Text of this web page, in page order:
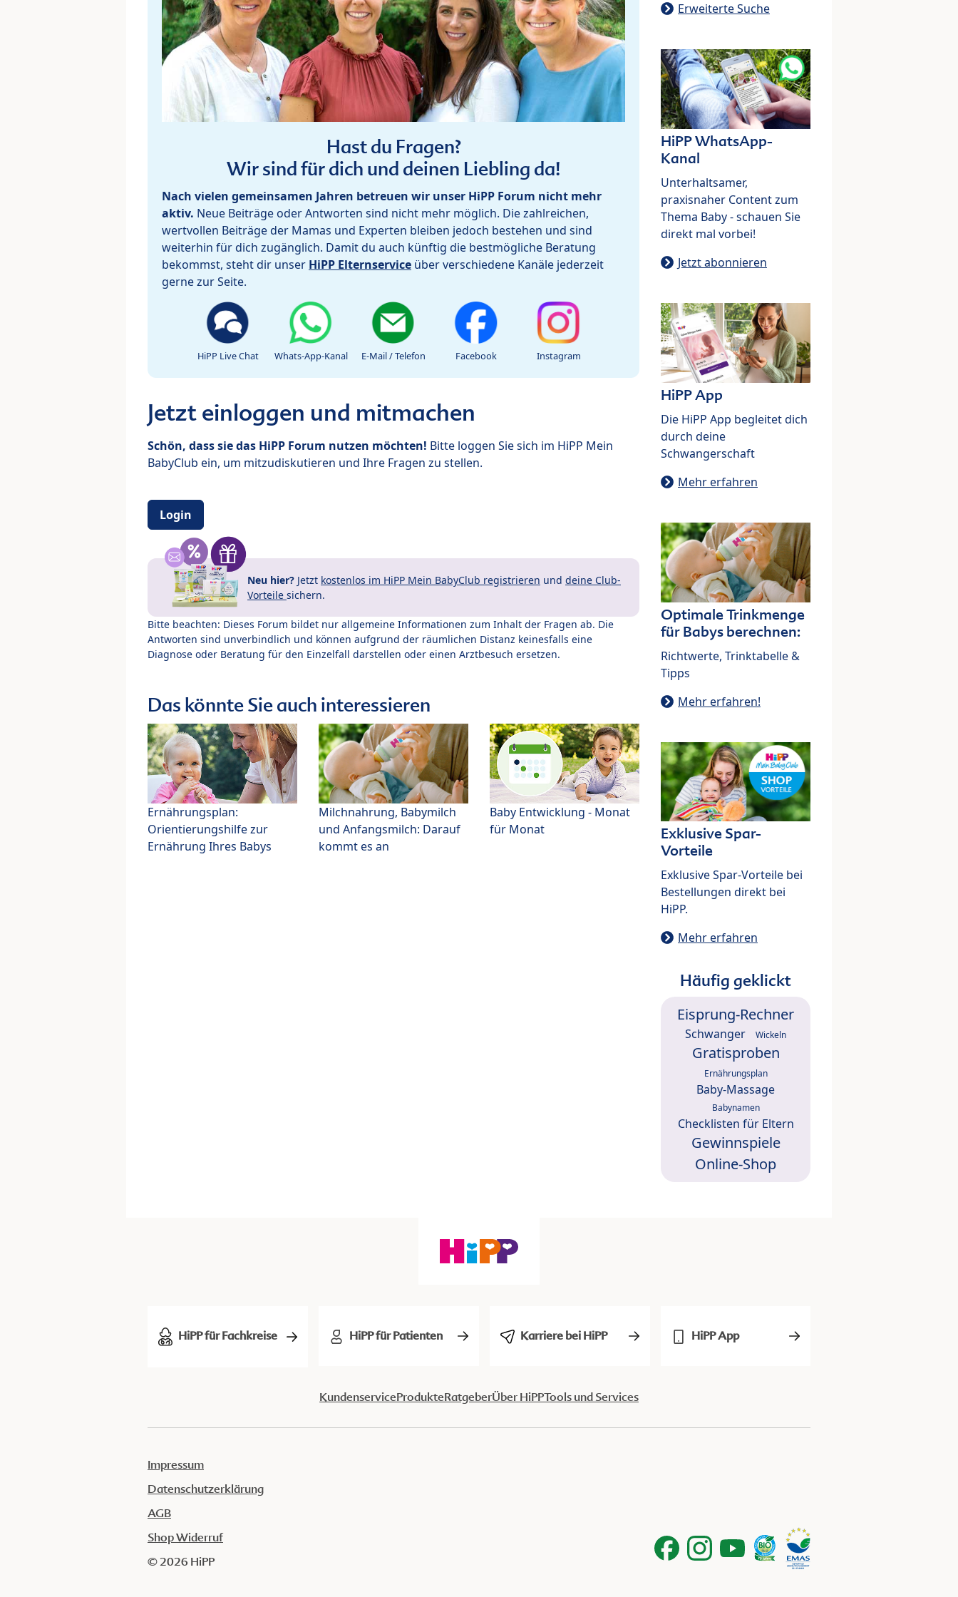
Hast du Fragen?
Wir sind für dich und deinen Liebling da!
Nach vielen gemeinsamen Jahren betreuen wir unser HiPP Forum nicht mehr
aktiv. Neue Beiträge oder Antworten sind nicht mehr möglich. Die zahlreichen,
wertvollen Beiträge der Mamas und Experten bleiben jedoch bestehen und sind
weiterhin für dich zugänglich. Damit du auch künftig die bestmögliche Beratung
bekommst, steht dir unser HiPP Elternservice über verschiedene Kanäle jederzeit
gerne zur Seite.
HiPP Live Chat Whats-App-Kanal E-Mail / Telefon Facebook Instagram
Jetzt einloggen und mitmachen
Schön, dass sie das HiPP Forum nutzen möchten! Bitte loggen Sie sich im HiPP Mein
BabyClub ein, um mitzudiskutieren und Ihre Fragen zu stellen.
Login
Neu hier? Jetzt kostenlos im HiPP Mein BabyClub registrieren und deine Club-
Vorteile sichern.
Bitte beachten: Dieses Forum bildet nur allgemeine Informationen zum Inhalt der Fragen ab. Die
Antworten sind unverbindlich und können aufgrund der räumlichen Distanz keinesfalls eine
Diagnose oder Beratung für den Einzelfall darstellen oder einen Arztbesuch ersetzen.
Das könnte Sie auch interessieren
Ernährungsplan:
Orientierungshilfe zur
Ernährung Ihres Babys
Milchnahrung, Babymilch
und Anfangsmilch: Darauf
kommt es an
Baby Entwicklung - Monat
für Monat
Erweiterte Suche
HiPP WhatsApp-
Kanal
Unterhaltsamer,
praxisnaher Content zum
Thema Baby - schauen Sie
direkt mal vorbei!
Jetzt abonnieren
HiPP App
Die HiPP App begleitet dich
durch deine
Schwangerschaft
Mehr erfahren
Optimale Trinkmenge
für Babys berechnen:
Richtwerte, Trinktabelle &
Tipps
Mehr erfahren!
Exklusive Spar-
Vorteile
Exklusive Spar-Vorteile bei
Bestellungen direkt bei
HiPP.
Mehr erfahren
Häufig geklickt
Eisprung-Rechner
Schwanger Wickeln
Gratisproben
Ernährungsplan
Baby-Massage
Babynamen
Checklisten für Eltern
Gewinnspiele
Online-Shop
HiPP für Fachkreise HiPP für Patienten Karriere bei HiPP HiPP App
KundenserviceProdukteRatgeberÜber HiPPTools und Services
Impressum
Datenschutzerklärung
AGB
Shop Widerruf
© 2026 HiPP